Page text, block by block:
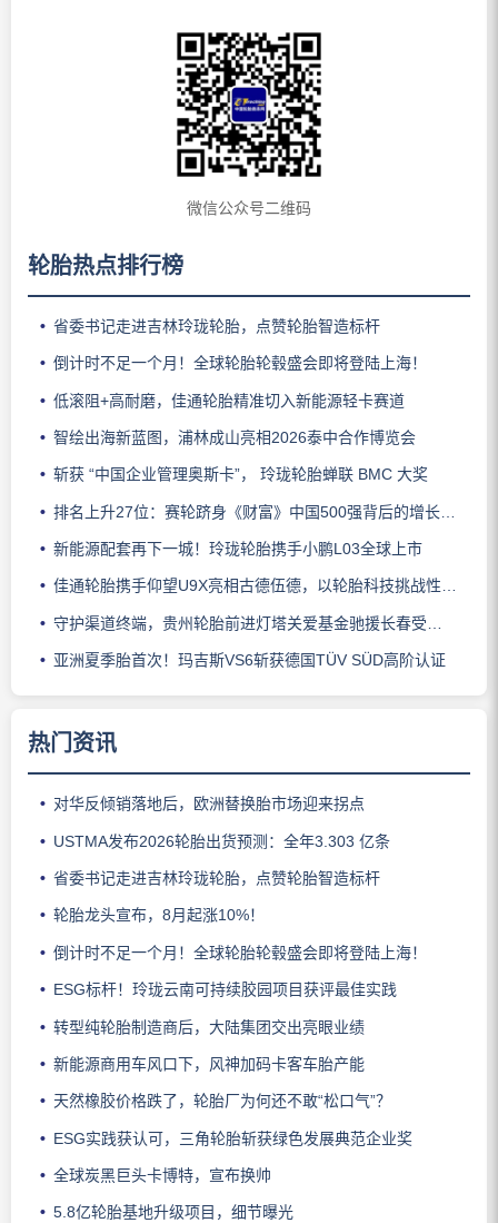
微信公众号二维码
轮胎热点排行榜
省委书记走进吉林玲珑轮胎，点赞轮胎智造标杆
倒计时不足一个月！全球轮胎轮毂盛会即将登陆上海！
低滚阻+高耐磨，佳通轮胎精准切入新能源轻卡赛道
智绘出海新蓝图，浦林成山亮相2026泰中合作博览会
斩获 “中国企业管理奥斯卡”， 玲珑轮胎蝉联 BMC 大奖
排名上升27位：赛轮跻身《财富》中国500强背后的增长逻辑
新能源配套再下一城！玲珑轮胎携手小鹏L03全球上市
佳通轮胎携手仰望U9X亮相古德伍德，以轮胎科技挑战性能边界
守护渠道终端，贵州轮胎前进灯塔关爱基金驰援长春受灾门店
亚洲夏季胎首次！玛吉斯VS6斩获德国TÜV SÜD高阶认证
热门资讯
对华反倾销落地后，欧洲替换胎市场迎来拐点
USTMA发布2026轮胎出货预测：全年3.303 亿条
省委书记走进吉林玲珑轮胎，点赞轮胎智造标杆
轮胎龙头宣布，8月起涨10%！
倒计时不足一个月！全球轮胎轮毂盛会即将登陆上海！
ESG标杆！玲珑云南可持续胶园项目获评最佳实践
转型纯轮胎制造商后，大陆集团交出亮眼业绩
新能源商用车风口下，风神加码卡客车胎产能
天然橡胶价格跌了，轮胎厂为何还不敢“松口气”？
ESG实践获认可，三角轮胎斩获绿色发展典范企业奖
全球炭黑巨头卡博特，宣布换帅
5.8亿轮胎基地升级项目，细节曝光